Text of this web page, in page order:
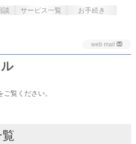
談 サービス一覧
お手続き
web mail
覧ください。